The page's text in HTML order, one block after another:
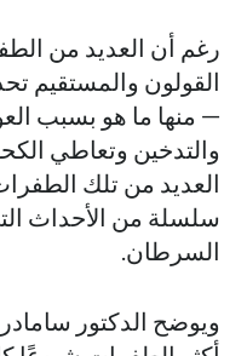
رغم أن العديد من
القولون والمستقيم
— منها ما هو بسبب
والتدخين وتعاطي
العديد من تلك
سلسلة من الأحداث
السرطان.
ويوضح الدكتور